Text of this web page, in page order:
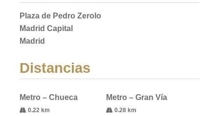
Plaza de Pedro Zerolo
Madrid Capital
Madrid
Distancias
Metro – Chueca
0.22 km
Metro – Gran Vía
0.28 km